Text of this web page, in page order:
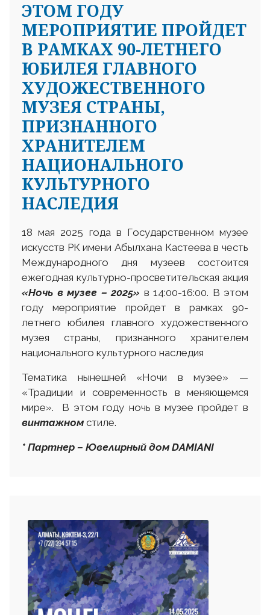
ЭТОМ ГОДУ
МЕРОПРИЯТИЕ ПРОЙДЕТ
В РАМКАХ 90-ЛЕТНЕГО
ЮБИЛЕЯ ГЛАВНОГО
ХУДОЖЕСТВЕННОГО
МУЗЕЯ СТРАНЫ,
ПРИЗНАННОГО
ХРАНИТЕЛЕМ
НАЦИОНАЛЬНОГО
КУЛЬТУРНОГО
НАСЛЕДИЯ
18 мая 2025 года в Государственном музее
искусств РК имени Абылхана Кастеева в честь
Международного дня музеев состоится
ежегодная культурно-просветительская акция
«Ночь в музее – 2025» в 14:00-16:00. В этом
году мероприятие пройдет в рамках 90-
летнего юбилея главного художественного
музея страны, признанного хранителем
национального культурного наследия
Тематика нынешней «Ночи в музее» —
«Традиции и современность в меняющемся
мире». В этом году ночь в музее пройдет в
винтажном стиле.
* Партнер – Ювелирный дом DAMIANI